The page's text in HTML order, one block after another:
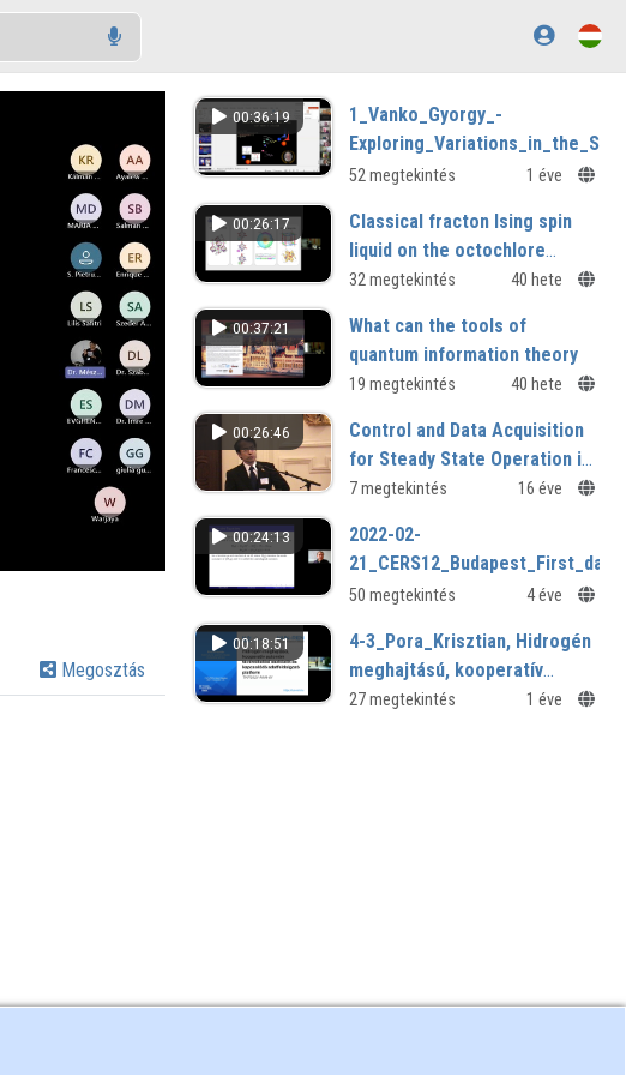
Megosztás
00:36:19
1_Vanko_Gyorgy_-
52 megtekintés 1 éve
00:26:17
Classical fracton Ising spin
liquid on the octochlore
lattice, Judit Romhányi
Irvine, USA)
32 megtekintés 40 hete
00:37:21
What can the tools of
quantum information theory
teach us about quantum
Nic Shannon (Okinawa Institute of
Science and Technology, Japan)
19 megtekintés 40 hete
00:26:46
Control and Data Acquisition
for Steady State Operation in
LHD
7 megtekintés 16 éve
00:24:13
2022-02-
50 megtekintés 4 éve
00:18:51
4-3_Pora_Krisztian, Hidrogén
meghajtású, kooperatív
autonóm távérzékelési
27 megtekintés 1 éve